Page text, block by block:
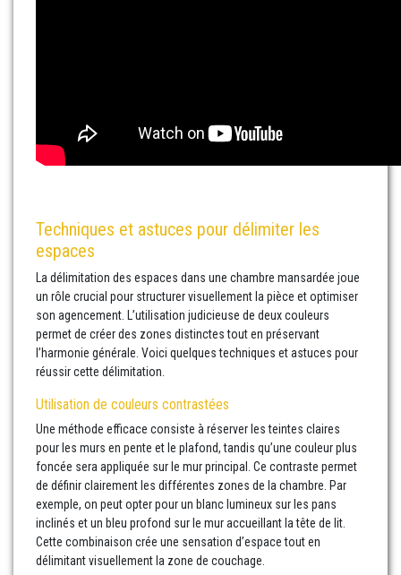
Techniques et astuces pour délimiter les
espaces
La délimitation des espaces dans une chambre mansardée joue
un rôle crucial pour structurer visuellement la pièce et optimiser
son agencement. L’utilisation judicieuse de deux couleurs
permet de créer des zones distinctes tout en préservant
l’harmonie générale. Voici quelques techniques et astuces pour
réussir cette délimitation.
Utilisation de couleurs contrastées
Une méthode efficace consiste à réserver les teintes claires
pour les murs en pente et le plafond, tandis qu’une couleur plus
foncée sera appliquée sur le mur principal. Ce contraste permet
de définir clairement les différentes zones de la chambre. Par
exemple, on peut opter pour un blanc lumineux sur les pans
inclinés et un bleu profond sur le mur accueillant la tête de lit.
Cette combinaison crée une sensation d’espace tout en
délimitant visuellement la zone de couchage.